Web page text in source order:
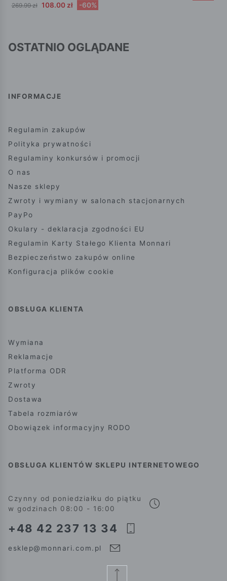
269.99 zł 108.00 zł -60%
OSTATNIO OGLĄDANE
INFORMACJE
Regulamin zakupów
Polityka prywatności
Regulaminy konkursów i promocji
O nas
Nasze sklepy
Zwroty i wymiany w salonach stacjonarnych
PayPo
Okulary - deklaracja zgodności EU
Regulamin Karty Stałego Klienta Monnari
Bezpieczeństwo zakupów online
Konfiguracja plików cookie
OBSŁUGA KLIENTA
Wymiana
Reklamacje
Platforma ODR
Zwroty
Dostawa
Tabela rozmiarów
Obowiązek informacyjny RODO
OBSŁUGA KLIENTÓW SKLEPU INTERNETOWEGO
Czynny od poniedziałku do piątku
w godzinach 08:00 - 16:00
+48 42 237 13 34
esklep@monnari.com.pl